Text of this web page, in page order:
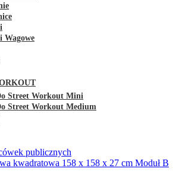
Wagowe
Street Workout Mini
Street Workout Medium
publicznych
kwadratowa 158 x 158 x 27 cm Moduł B